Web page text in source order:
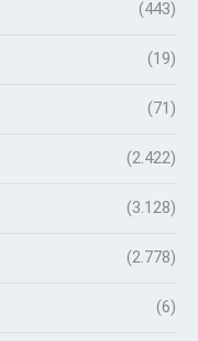
(443)
(19)
(71)
(2.422)
(3.128)
(2.778)
(6)